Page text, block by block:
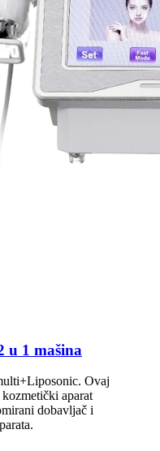
u 1 mašina
Ovaj
aparat
dobavljač i